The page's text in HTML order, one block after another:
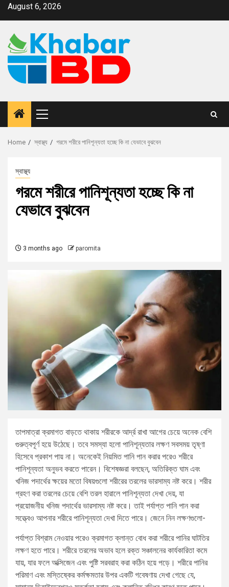
August 6, 2026
Home স্বাস্থ্য গরমে শরীরে পানিশূন্যতা হচ্ছে কি না যেভাবে বুঝবেন
স্বাস্থ্য
গরমে শরীরে পানিশূন্যতা হচ্ছে কি না
যেভাবে বুঝবেন
3 months ago paromita
তাপমাত্রা ক্রমাগত বাড়তে থাকায় শরীরকে আর্দ্র রাখা আগের চেয়ে অনেক বেশি
গুরুত্বপূর্ণ হয়ে উঠেছে। তবে সমস্যা হলো পানিশূন্যতার লক্ষণ সবসময় তৃষ্ণা
হিসেবে প্রকাশ পায় না। অনেকেই নিয়মিত পানি পান করার পরেও শরীরে
পানিশূন্যতা অনুভব করতে পারেন। বিশেষজ্ঞরা বলছেন, অতিরিক্ত ঘাম এবং
খনিজ পদার্থের ক্ষয়ের মতো বিষয়গুলো শরীরের তরলের ভারসাম্য নষ্ট করে। শরীর
গ্রহণ করা তরলের চেয়ে বেশি তরল হারালে পানিশূন্যতা দেখা দেয়, যা
প্রয়োজনীয় খনিজ পদার্থের ভারসাম্য নষ্ট করে। তাই পর্যাপ্ত পানি পান করা
সত্ত্বেও আপনার শরীরে পানিশূন্যতা দেখা দিতে পারে। জেনে নিন লক্ষণগুলো-
পর্যাপ্ত বিশ্রাম নেওয়ার পরেও ক্রমাগত ক্লান্ত বোধ করা শরীরে পানির ঘাটতির
লক্ষণ হতে পারে। শরীরে তরলের অভাব হলে রক্ত সঞ্চালনের কার্যকারিতা কমে
যায়, যার ফলে অক্সিজেন এবং পুষ্টি সরবরাহ করা কঠিন হয়ে পড়ে। শরীরে পানির
পরিমাণ এবং মস্তিষ্কের কর্মক্ষমতার উপর একটি গবেষণায় দেখা গেছে যে,